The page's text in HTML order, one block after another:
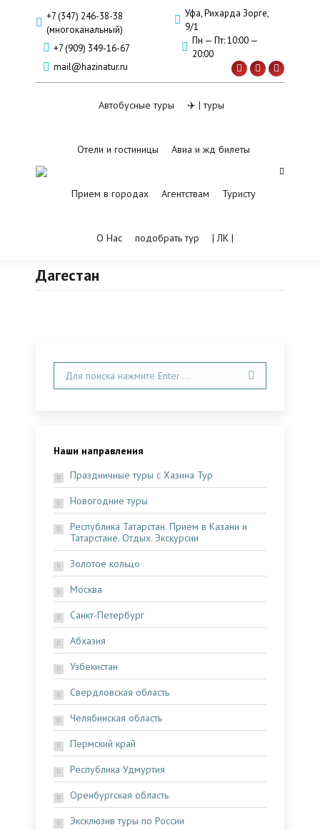
+7 (347) 246-38-38
(многоканальный)
+7 (909) 349-16-67
mail@hazinatur.ru
Уфа, Рихарда Зорге,
9/1
Пн — Пт: 10:00 —
20:00
Страница
окне
СтраницаСтраница
Автобусные туры ✈️ | туры
Отели и гостиницы Авиа и жд билеты
Прием в городах Агентствам Туристу
О Нас подобрать тур | ЛК |
Поиск:
Дагестан
Наши направления
Праздничные туры с Хазина Тур
Новогодние туры
Республика Татарстан. Прием в Казани и
Татарстане. Отдых. Экскурсии
Золотое кольцо
Москва
Санкт-Петербург
Абхазия
Узбекистан
Свердловская область
Челябинская область
Пермский край
Республика Удмуртия
Оренбургская область
Эксклюзив туры по России